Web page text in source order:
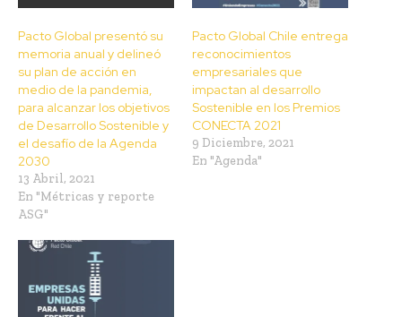
Pacto Global presentó su
memoria anual y delineó
su plan de acción en
medio de la pandemia,
para alcanzar los objetivos
de Desarrollo Sostenible y
el desafío de la Agenda
2030
13 Abril, 2021
En "Métricas y reporte
ASG"
Pacto Global Chile entrega
reconocimientos
empresariales que
impactan al desarrollo
Sostenible en los Premios
CONECTA 2021
9 Diciembre, 2021
En "Agenda"